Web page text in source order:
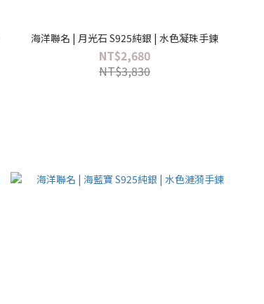
海洋聯名 | 月光石 S925純銀 | 水色凝珠手鍊
NT$2,680
NT$3,830